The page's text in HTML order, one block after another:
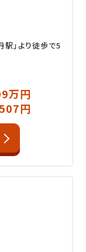
」より徒歩で5
万円
円